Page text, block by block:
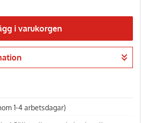
i varukorgen
Gå till kassan
1-4 arbetsdagar)